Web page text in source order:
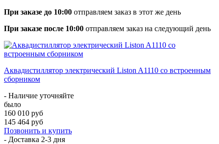
При заказе до 10:00 отправляем заказ в этот же день
При заказе после 10:00 отправляем заказ на следующий день
Аквадистиллятор электрический Liston A1110 со встроенным
сборником
- Наличие уточняйте
было
160 010 руб
145 464 руб
Позвонить и купить
- Доставка 2-3 дня